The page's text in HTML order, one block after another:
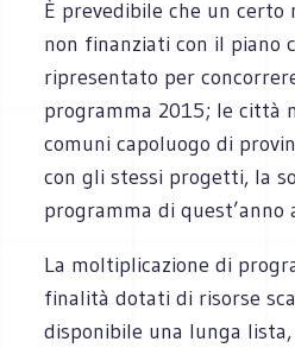
È prevedibile che un
non finanziati con il piano
ripresentato per
programma 2015; le città
comuni capoluogo di
con gli stessi progetti, la
programma di quest’anno
La moltiplicazione di
finalità dotati di risorse
disponibile una lunga